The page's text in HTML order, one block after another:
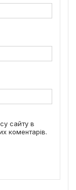
сайту в
коментарів.